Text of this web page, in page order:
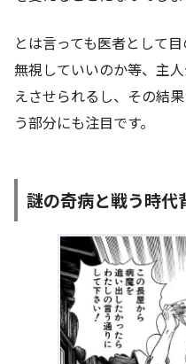
とは言っても医者として
無視していいのか等、主
えさせられるし、その結
う部分にも注目です。
謎の奇病と戦う時代